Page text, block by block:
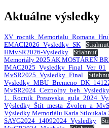
Aktuálne výsledky
EMACI2026_Vysledky_SK
HMvSR2026-Vysledky
Stiahnuť
Memoriály 2025 AK MOSTÁREŇ
IMAC2025_Vysledky_Final_Ver_01
MvSR2025_Vysledky_Final
MvSR2024_Cezpolny_beh_Vysledky
Výsledky Memoriálu Karla Stloukala
SAYG2024_14092024_Vysledky